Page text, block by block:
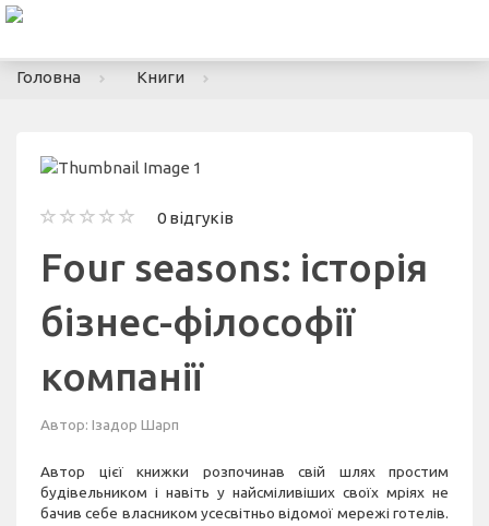
Головна
Книги
0 відгуків
Four seasons: історія
бізнес-філософії
компанії
Автор: Ізадор Шарп
Автор цієї книжки розпочинав свій шлях простим
будівельником і навіть у найсміливіших своїх мріях не
бачив себе власником усесвітньо відомої мережі готелів.